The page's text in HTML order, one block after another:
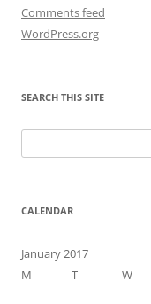
Comments feed
WordPress.org
SEARCH THIS SITE
for:
CALENDAR
January 2017
M
T W